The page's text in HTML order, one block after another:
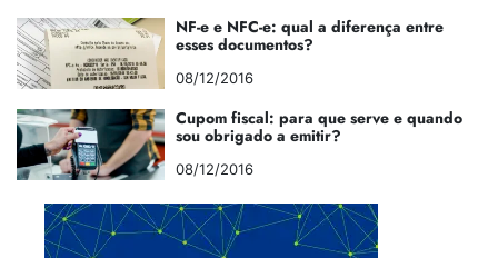
NF-e e NFC-e: qual a diferença entre
esses documentos?
08/12/2016
Cupom fiscal: para que serve e quando
sou obrigado a emitir?
08/12/2016